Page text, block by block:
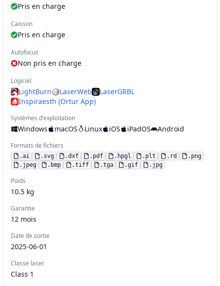
Pris en charge
Caisson
Pris en charge
Autofocus
Non pris en charge
Logiciel
LightBurn LaserWeb
LaserGRBL
Inspiraesth (Ortur App)
Systèmes d'exploitation
Windows macOS Linux iOS iPadOS Android
Formats de fichiers
.ai . svg .dxf . pdf . hpgl . plt . rd . png
. jpeg . bmp .tiff .tga .gif . jpg
Poids
10.5 kg
Garantie
12 mois
Date de sortie
2025-06-01
Classe laser
Class 1